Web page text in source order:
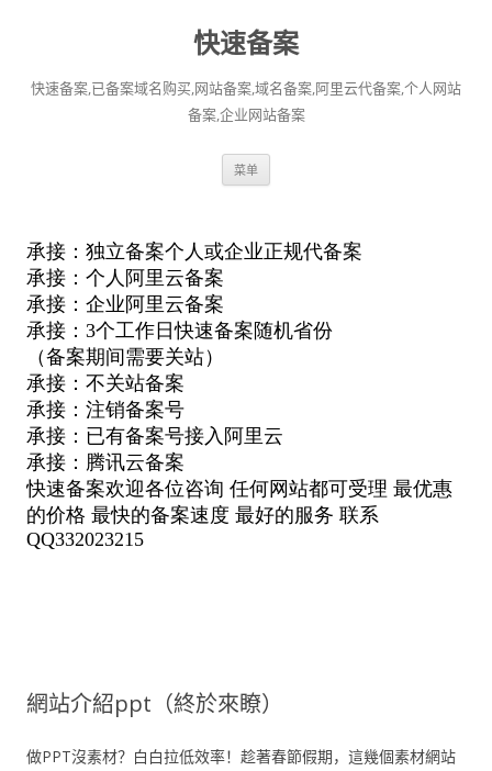
快速备案
快速备案,已备案域名购买,网站备案,域名备案,阿里云代备案,个人网站
备案,企业网站备案
菜单
網站介紹ppt（終於來瞭）
做PPT沒素材？白白拉低效率！趁著春節假期，這幾個素材網站